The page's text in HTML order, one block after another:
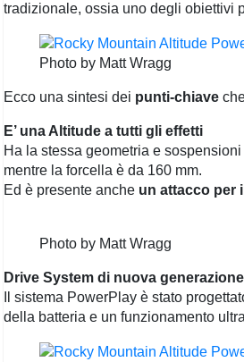
tradizionale, ossia uno degli obiettivi
Photo by Matt Wragg
Ecco una sintesi dei punti-chiave
E’ una Altitude a tutti gli effetti
Ha la stessa geometria e
mentre la forcella è da 160 mm.
Ed è presente anche un attacco per
Photo by Matt Wragg
Drive System di nuova generazione
Il sistema PowerPlay è stato
della batteria e un funzionamento